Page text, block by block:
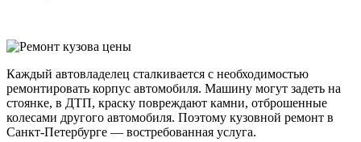
Каждый автовладелец сталкивается с необходимостью
ремонтировать корпус автомобиля. Машину могут задеть на
стоянке, в ДТП, краску повреждают камни, отброшенные
колесами другого автомобиля. Поэтому кузовной ремонт в
Санкт-Петербурге — востребованная услуга.